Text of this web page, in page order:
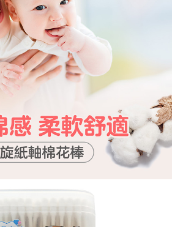
公司提供之「AFTEE先享後付」服務完成之交
提供個人資料，並將交易相關給付款項請求債
司。
請瀏覽以下網址：
得法定代理人或監護人之同意方可使用
同意申辦者引起之損失，本公司不負相關責
時，將依據個別帳號之用戶狀況，依本公司即
；若仍有額度不足之情形，本公司將視審查結果
使用他人資訊註冊。若發現惡意使用之情形，
停止該用戶之使用額度並採取法律行動。